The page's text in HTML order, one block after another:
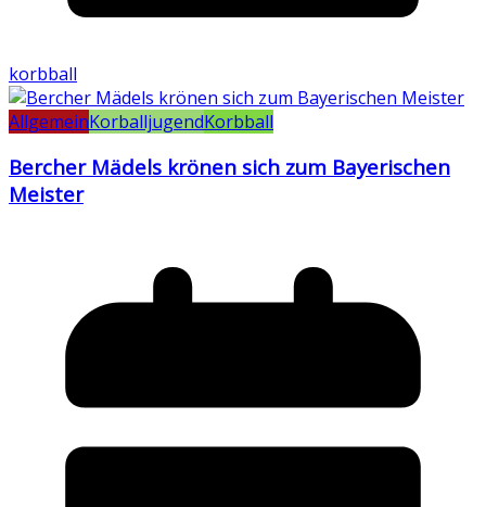
korbball
AllgemeinKorballjugendKorbball
Bercher Mädels krönen sich zum Bayerischen
Meister